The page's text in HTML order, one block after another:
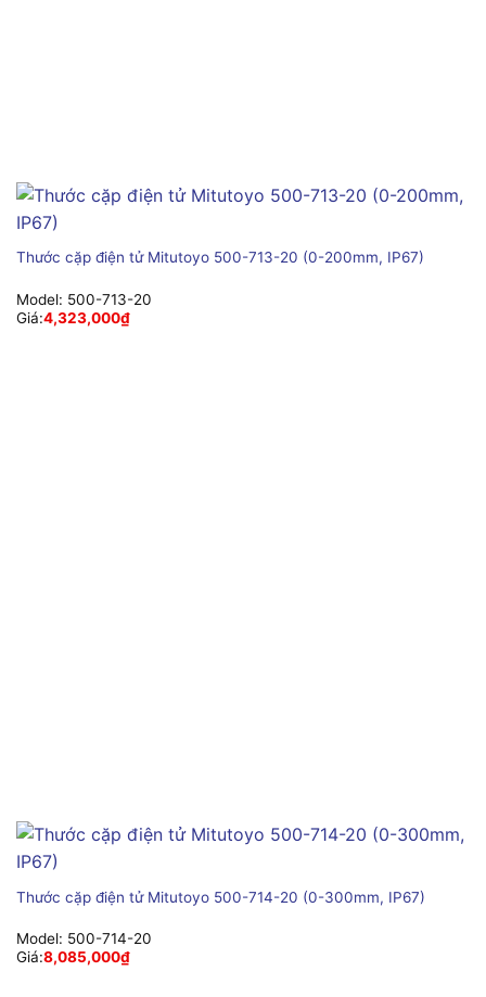
Thước cặp điện tử Mitutoyo 500-713-20 (0-200mm, IP67)
Model: 500-713-20
Giá:4,323,000₫
Thước cặp điện tử Mitutoyo 500-714-20 (0-300mm, IP67)
Model: 500-714-20
Giá:8,085,000₫